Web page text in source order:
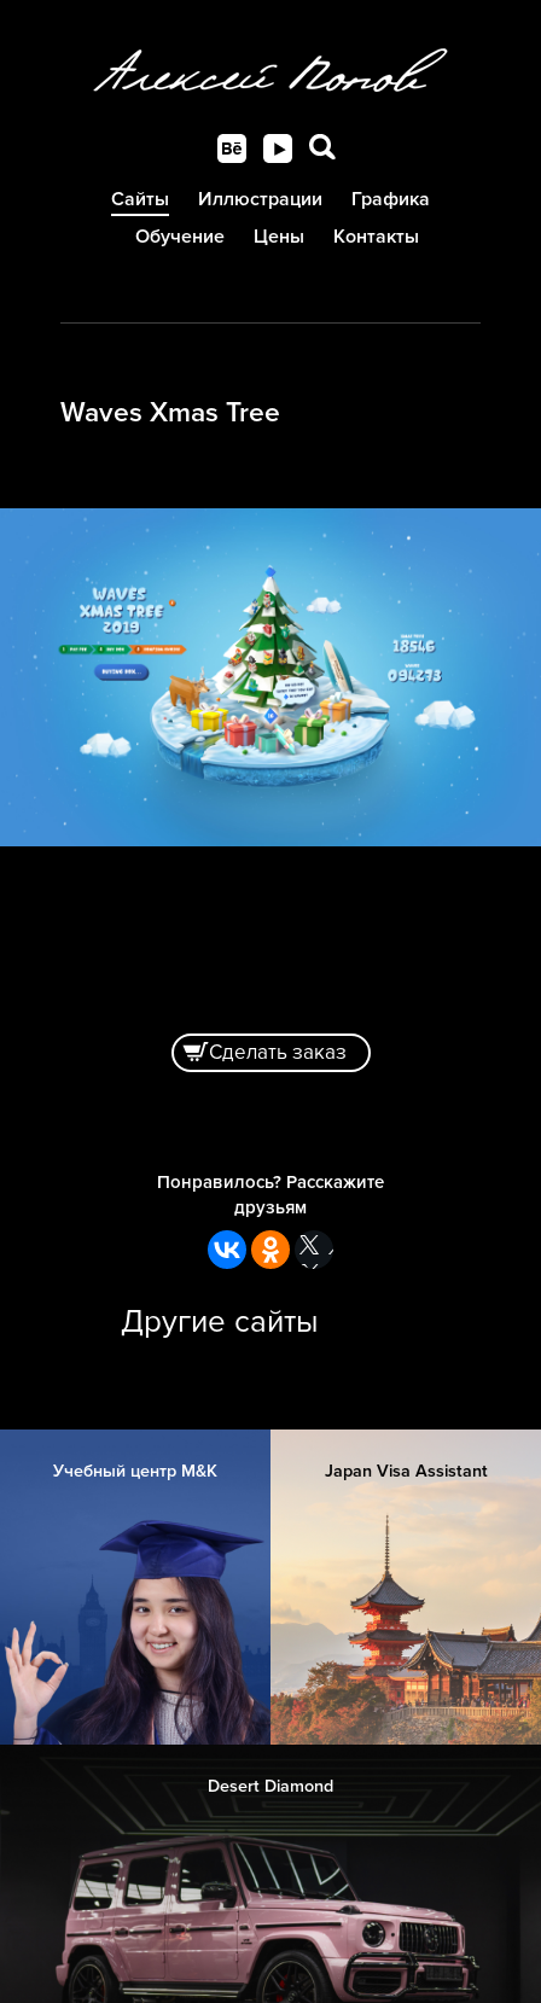
Сайты Иллюстрации
Графика
Обучение
Цены Контакты
Waves Xmas Tree
Сделать заказ
Понравилось? Расскажите
друзьям
Другие сайты
Учебный центр M&K
Desert Diamond
Japan Visa Assistant